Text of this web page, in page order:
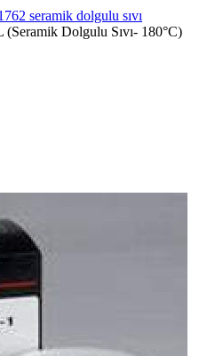
seramik dolgulu sıvı
Dolgulu Sıvı- 180°C)